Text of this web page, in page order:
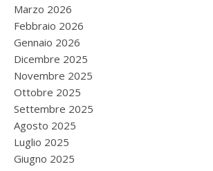
Marzo 2026
Febbraio 2026
Gennaio 2026
Dicembre 2025
Novembre 2025
Ottobre 2025
Settembre 2025
Agosto 2025
Luglio 2025
Giugno 2025